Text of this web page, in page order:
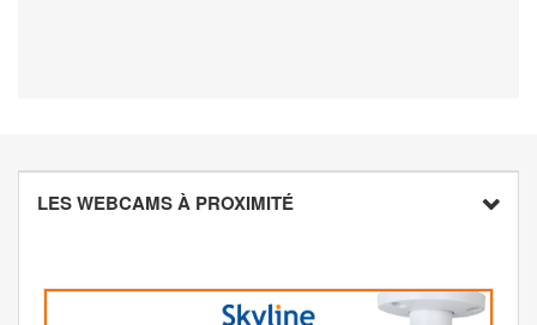
LES WEBCAMS À PROXIMITÉ